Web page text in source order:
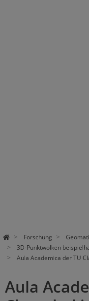
Forschung
3D-Punktwolken
Aula Academica der TU
Aula